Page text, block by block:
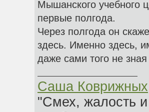
Мышанского учебного
первые полгода.
Через полгода он
здесь. Именно здесь,
даже сами того не
Саша Коврижных
"Смех, жалость